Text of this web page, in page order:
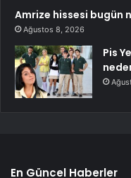
Amrize hissesi bugün
Ağustos 8, 2026
Pis
En Güncel Haberler